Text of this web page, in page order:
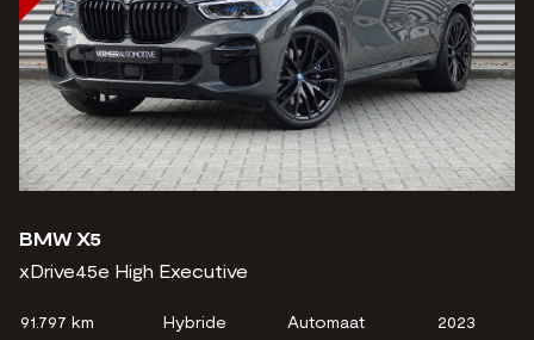
BMW X5
xDrive45e High Executive
91.797 km Hybride Automaat 2023